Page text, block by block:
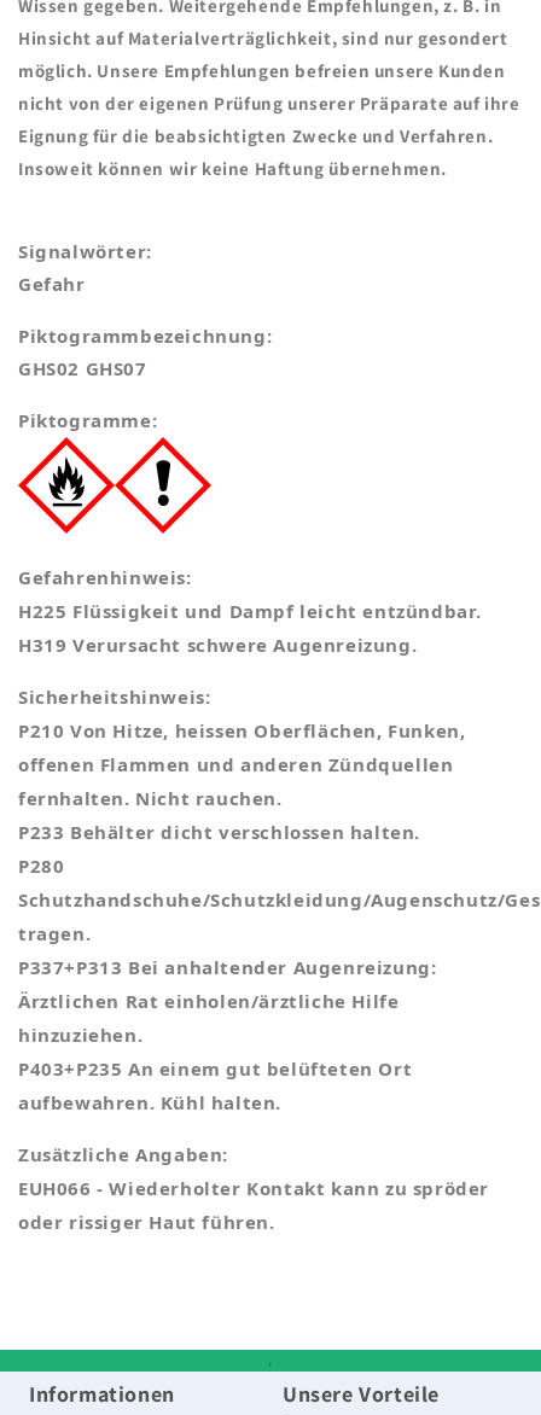
Wissen gegeben. Weitergehende Empfehlungen, z. B. in
Hinsicht auf Materialverträglichkeit, sind nur gesondert
möglich. Unsere Empfehlungen befreien unsere Kunden
nicht von der eigenen Prüfung unserer Präparate auf ihre
Eignung für die beabsichtigten Zwecke und Verfahren.
Insoweit können wir keine Haftung übernehmen.
Signalwörter:
Gefahr
Piktogrammbezeichnung:
GHS02 GHS07
Piktogramme:
Gefahrenhinweis:
H225 Flüssigkeit und Dampf leicht entzündbar.
H319 Verursacht schwere Augenreizung.
Sicherheitshinweis:
P210 Von Hitze, heissen Oberflächen, Funken,
offenen Flammen und anderen Zündquellen
fernhalten. Nicht rauchen.
P233 Behälter dicht verschlossen halten.
P280
Schutzhandschuhe/Schutzkleidung/Augenschutz/
tragen.
P337+P313 Bei anhaltender Augenreizung:
Ärztlichen Rat einholen/ärztliche Hilfe
hinzuziehen.
P403+P235 An einem gut belüfteten Ort
aufbewahren. Kühl halten.
Zusätzliche Angaben:
EUH066 - Wiederholter Kontakt kann zu spröder
oder rissiger Haut führen.
,
Informationen Unsere Vorteile